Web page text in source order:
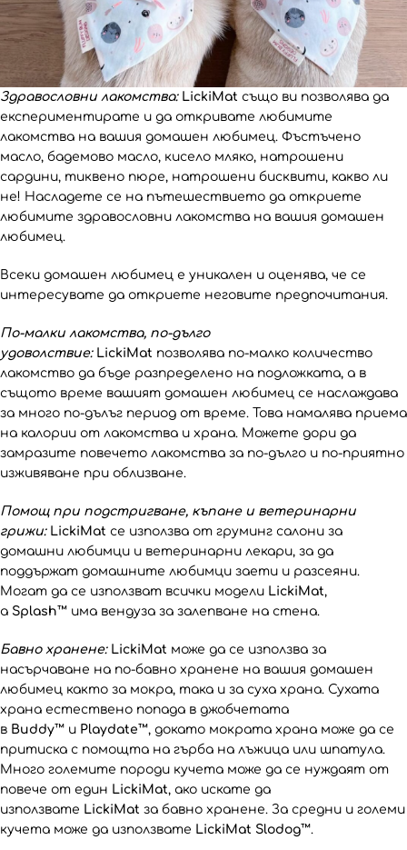
Здравословни лакомства: LickiMat също ви позволява да
експериментирате и да откривате любимите
лакомства на вашия домашен любимец. Фъстъчено
масло, бадемово масло, кисело мляко, натрошени
сардини, тиквено пюре, натрошени бисквити, какво ли
не! Насладете се на пътешествието да откриете
любимите здравословни лакомства на вашия домашен
любимец.
Всеки домашен любимец е уникален и оценява, че се
интересувате да откриете неговите предпочитания.
По-малки лакомства, по-дълго
удоволствие: LickiMat позволява по-малко количество
лакомство да бъде разпределено на подложката, а в
същото време вашият домашен любимец се наслаждава
за много по-дълъг период от време. Това намалява приема
на калории от лакомства и храна. Можете дори да
замразите повечето лакомства за по-дълго и по-приятно
изживяване при облизване.
Помощ при подстригване, къпане и ветеринарни
грижи: LickiMat се използва от груминг салони за
домашни любимци и ветеринарни лекари, за да
поддържат домашните любимци заети и разсеяни.
Могат да се използват всички модели LickiMat,
а Splash™ има вендуза за залепване на стена.
Бавно хранене: LickiMat може да се използва за
насърчаване на по-бавно хранене на вашия домашен
любимец както за мокра, така и за суха храна. Сухата
храна естествено попада в джобчетата
в Buddy™ и Playdate™, докато мократа храна може да се
притиска с помощта на гърба на лъжица или шпатула.
Много големите породи кучета може да се нуждаят от
повече от един LickiMat, ако искате да
използвате LickiMat за бавно хранене. За средни и големи
кучета може да използвате LickiMat Slodog™.